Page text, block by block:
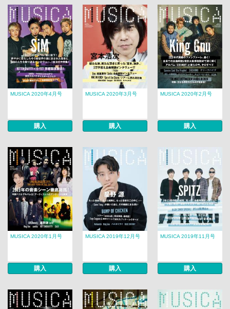
MUSICA 2020年4月号
購入
MUSICA 2020年3月号
購入
MUSICA 2020年2月号
購入
MUSICA 2020年1月号
購入
MUSICA 2019年12月号
購入
MUSICA 2019年11月号
購入